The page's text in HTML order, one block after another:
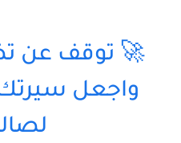
🚀 توقف عن
واجعل سيرتك